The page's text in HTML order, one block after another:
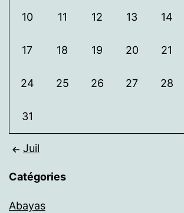
10 11 12 13 14
17 18 19 20 21
24 25 26 27 28
31
Juil
Catégories
Abayas